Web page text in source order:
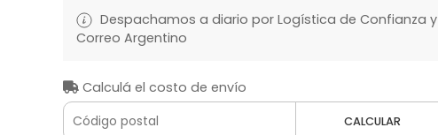
Despachamos a diario por Logística de Confianza y
Correo Argentino
Calculá el costo de envío
CALCULAR